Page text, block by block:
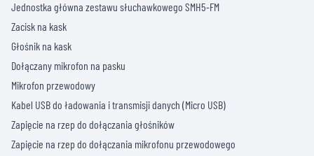
Jednostka główna zestawu słuchawkowego SMH5-FM
Zacisk na kask
Głośnik na kask
Dołączany mikrofon na pasku
Mikrofon przewodowy
Kabel USB do ładowania i transmisji danych (Micro USB)
Zapięcie na rzep do dołączania głośników
Zapięcie na rzep do dołączania mikrofonu przewodowego